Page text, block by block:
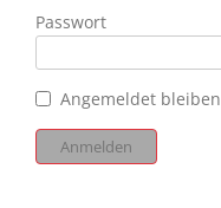
Passwort
Angemeldet bleiben